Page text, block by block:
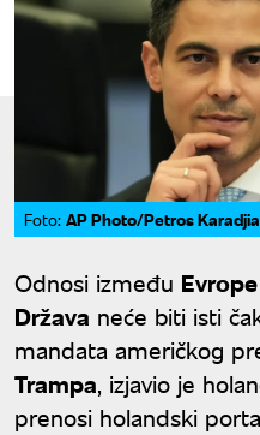
Foto: AP Photo/Petros
Odnosi između
Država neće biti isti
mandata američkog
Trampa, izjavio je
prenosi holandski